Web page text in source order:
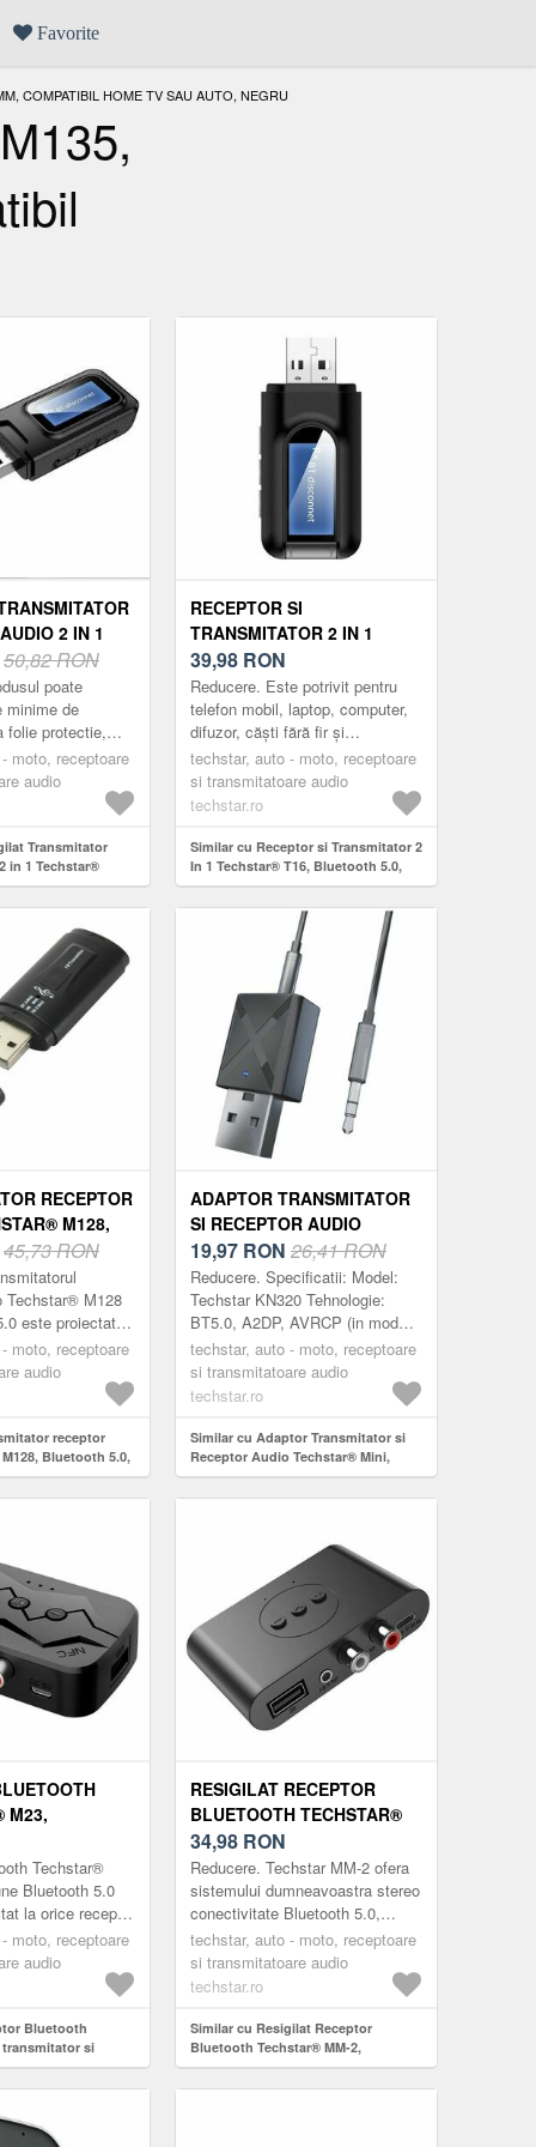
Favorite
COMPATIBIL HOME TV SAU AUTO, NEGRU
2 IN 1
OT07,
5.0, AFISAJ
AUX 3.5
TV SAU
NEGRU
50,82 RON
poate
minime de
folie protectie,
lipsa, usoare
moto, receptoare
audio
Transmitator
in 1 Techstar®
5.0, Afisaj LCD,
mm, Compatibil
Negru
RECEPTOR SI
TRANSMITATOR 2 IN 1
TECHSTAR® T16,
BLUETOOTH 5.0, ECRAN
LCD, AUX, ALIMENTARE
USB, COMPATIBIL SISTEME
AUDIO HOME SAU AUTO,
NEGRU
39,98 RON
Reducere. Este potrivit pentru
telefon mobil, laptop, computer,
difuzor, căști fără fir și
amplificator. Asigură calitate de
sunet HiFi cu reducere a
zgomotu...
techstar, auto - moto, receptoare
si transmitatoare audio
techstar.ro
Similar cu Receptor si Transmitator 2
In 1 Techstar® T16, Bluetooth 5.0,
Ecran LCD, AUX, Alimentare USB,
Compatibil Sisteme Audio Home sau
RECEPTOR
M128,
5.0, PORT
MM,
LA SISTEMUL
NEGRU
45,73 RON
Techstar® M128
este proiectat
auto audio/radio
vine insotit de
moto, receptoare
audio
receptor
Bluetooth 5.0,
mm, Conectare la
Negru
ADAPTOR TRANSMITATOR
SI RECEPTOR AUDIO
TECHSTAR® MINI,
BLUETOOTH 5.0 SI 3.5MM
AUX, STEREO, WIRELESS,
PENTRU AUTO SAU TV
19,97 RON 26,41 RON
Reducere. Specificatii: Model:
Techstar KN320 Tehnologie:
BT5.0, A2DP, AVRCP (in mod
receiver) Distanta de Operare:
pana la 10m (fara obiecte care
blocheaza)...
techstar, auto - moto, receptoare
si transmitatoare audio
techstar.ro
Similar cu Adaptor Transmitator si
Receptor Audio Techstar® Mini,
Bluetooth 5.0 si 3.5mm Aux, Stereo,
Wireless, pentru Auto sau TV
M23,
SI
DE SUNET
JACK
SD, USB,
NEGRU
Techstar®
Bluetooth 5.0
la orice receptor
alimentate
de...
moto, receptoare
audio
Bluetooth
transmitator si
PC/Sistem de
Jack 3.5mm,
RESIGILAT RECEPTOR
BLUETOOTH TECHSTAR®
MM-2, BLUETOOTH 5.0,
INTERFATA USB, IESIRE
RCA, IESIRE AUX,
CONECTIUNE MULTIPOINT
34,98 RON
Reducere. Techstar MM-2 ofera
sistemului dumneavoastra stereo
conectivitate Bluetooth 5.0,
oferind posibilitatea ascultarii
wireless a muzici de pe
smartphon...
techstar, auto - moto, receptoare
si transmitatoare audio
techstar.ro
Similar cu Resigilat Receptor
Bluetooth Techstar® MM-2,
Bluetooth 5.0, Interfata USB, Iesire
RCA, Iesire AUX, Conectiune